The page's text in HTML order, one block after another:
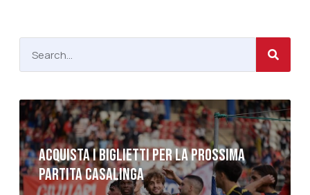
ACQUISTA I BIGLIETTI PER LA PROSSIMA
PARTITA CASALINGA